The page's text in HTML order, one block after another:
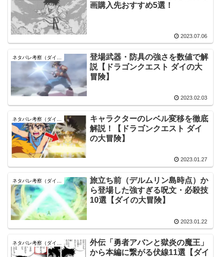
画購入先おすすめ5選！
2023.07.06
登場武器・防具の強さを数値で解
説【ドラゴンクエスト ダイの大
冒険】
2023.02.03
ネタバレ考察（ダイの大冒険）
キャラクターのレベル変移を徹底
解説！【ドラゴンクエスト ダイ
の大冒険】
2023.01.27
ネタバレ考察（ダイの大冒険）
旅立ち前（デルムリン島時点）か
ら登場した強すぎる呪文・必殺技
10選【ダイの大冒険】
2023.01.22
外伝「勇者アバンと獄炎の魔王」
から本編に繋がる伏線11選【ダイ